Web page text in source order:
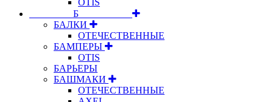
⠀⠀⠀⠀⠀⠀Б⠀⠀⠀⠀⠀⠀⠀
БАЛКИ
ОТЕЧЕСТВЕННЫЕ
БАМПЕРЫ
OTIS
БАРЬЕРЫ
БАШМАКИ
ОТЕЧЕСТВЕННЫЕ